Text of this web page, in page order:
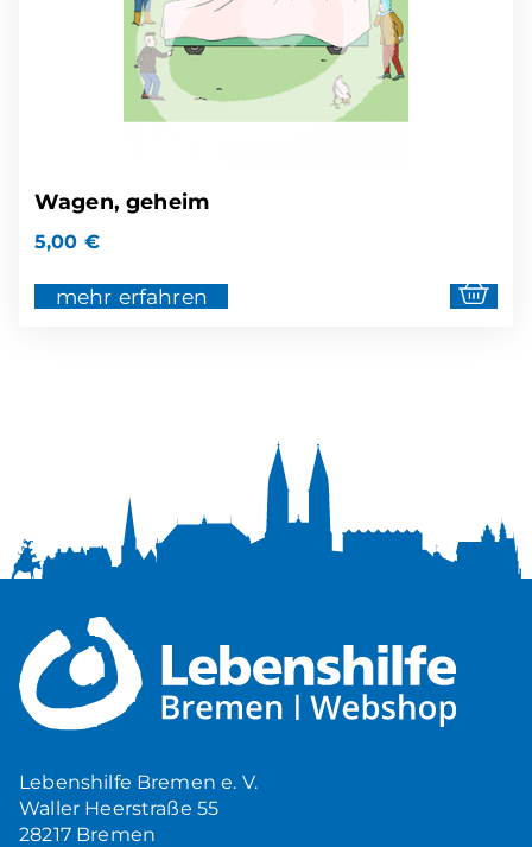
Wagen, geheim
5,00 €
mehr erfahren
Lebenshilfe Bremen e. V.
Waller Heerstraße 55
28217 Bremen